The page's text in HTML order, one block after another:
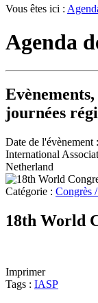
Vous êtes ici :
Agenda
journées
Date de l'évènement :
International
Netherland
Catégorie : Congrès
18th World
Imprimer
Tags : IASP